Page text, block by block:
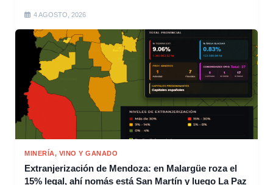
4 AGOSTO, 2026
MINERÍA, VINO Y GANADO
Extranjerización de Mendoza: en Malargüe roza el
15% legal, ahí nomás está San Martín y luego La Paz